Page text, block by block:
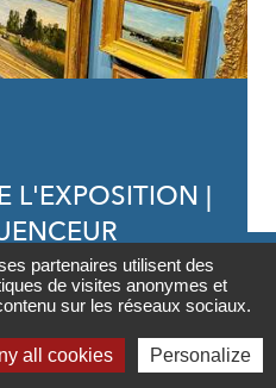
Contact

Newsletter
L'EXPOSITION |
PARTAGER
SUR
PARTAGER
PAR
partenaires utilisent des
de visites anonymes et
sur les réseaux sociaux.
all cookies Personalize